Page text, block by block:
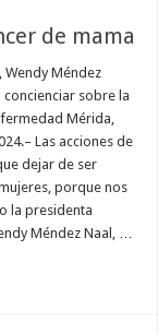
de mama
Wendy Méndez
concienciar sobre la
Mérida,
Las acciones de
dejar de ser
porque nos
la presidenta
Méndez Naal, …